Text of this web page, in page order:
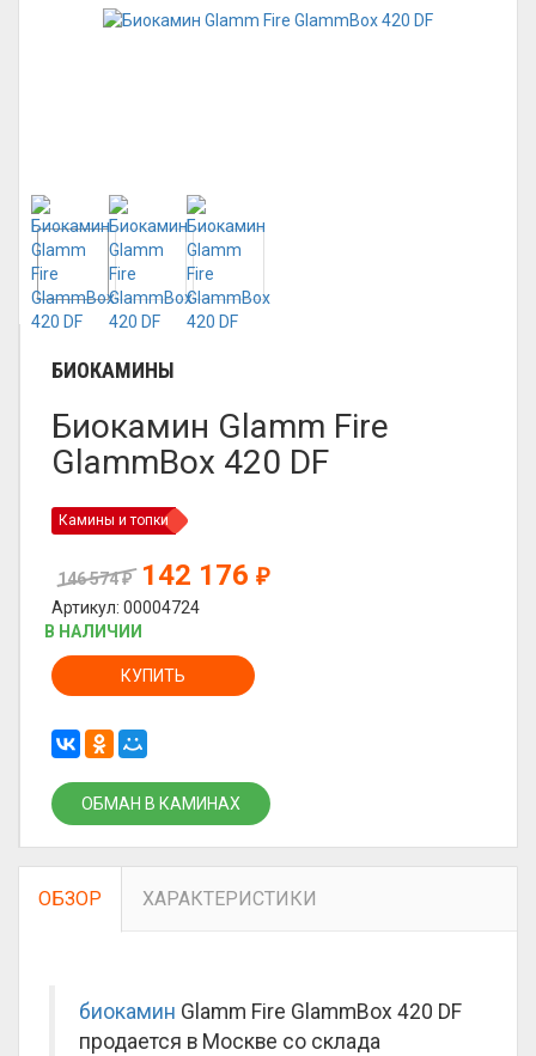
БИОКАМИНЫ
Биокамин Glamm Fire
GlammBox 420 DF
Камины и топки
146 574₽ 142 176 ₽
Артикул: 00004724
В НАЛИЧИИ
КУПИТЬ
ОБМАН В КАМИНАХ
ОБЗОР ХАРАКТЕРИСТИКИ
биокамин Glamm Fire GlammBox 420 DF
продается в Москве со склада